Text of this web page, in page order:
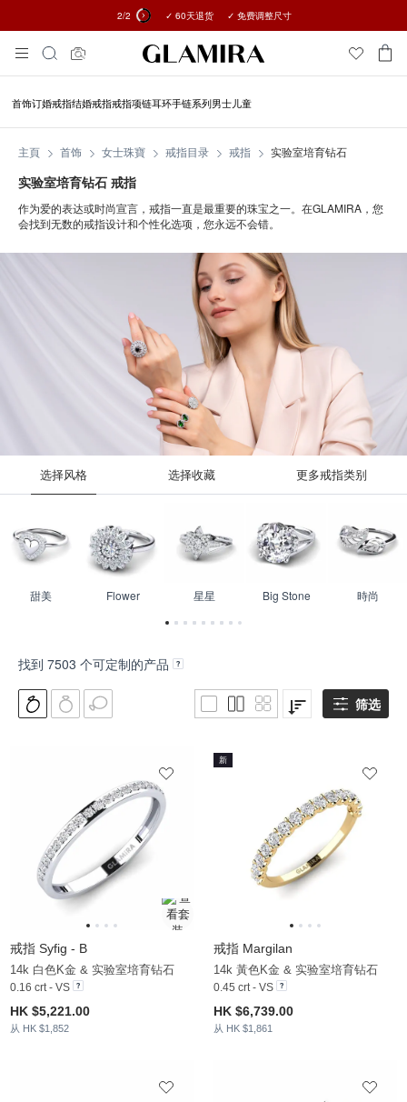
2/2 所有订单15%优惠 →
✓ 60天退货 ✓ 免费调整尺寸
To
Content
搜
首饰订婚戒指结婚戒指戒指项链耳环手链系列男士儿童
主頁 首饰 女士珠寶 戒指目录 戒指 实验室培育钻石
实验室培育钻石 戒指
作为爱的表达或时尚宣言，戒指一直是最重要的珠宝之一。在GLAMIRA，您
会找到无数的戒指设计和个性化选项，您永远不会错。
选择风格 选择收藏 更多戒指类别
甜美 Flower 星星 Big Stone 時尚
找到 7503 个可定制的产品
筛选
戒指 Syfig - B
14k 白色K金 & 实验室培育钻石
0.16 crt - VS
HK $5,221.00
从 HK $1,852
戒指 Margilan
14k 黃色K金 & 实验室培育钻石
0.45 crt - VS
HK $6,739.00
从 HK $1,861
新